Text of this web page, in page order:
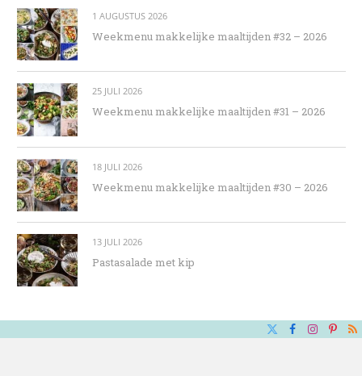
1 AUGUSTUS 2026
Weekmenu makkelijke maaltijden #32 – 2026
25 JULI 2026
Weekmenu makkelijke maaltijden #31 – 2026
18 JULI 2026
Weekmenu makkelijke maaltijden #30 – 2026
13 JULI 2026
Pastasalade met kip
X
Facebook